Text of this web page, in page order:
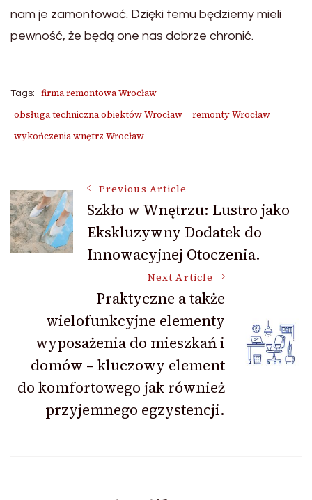
nam je zamontować. Dzięki temu będziemy mieli
pewność, że będą one nas dobrze chronić.
Tags:
firma remontowa Wrocław
obsługa techniczna obiektów Wrocław
remonty Wrocław
wykończenia wnętrz Wrocław
Post
Navigation
Previous Article
Szkło w Wnętrzu: Lustro jako
Ekskluzywny Dodatek do
Innowacyjnej Otoczenia.
Next Article
Praktyczne a także
wielofunkcyjne elementy
wyposażenia do mieszkań i
domów – kluczowy element
do komfortowego jak również
przyjemnego egzystencji.